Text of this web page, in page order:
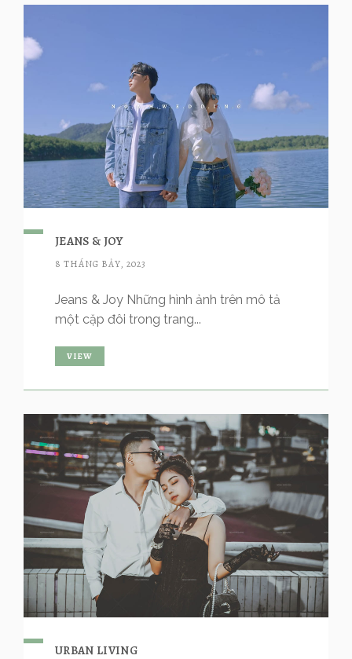
JEANS & JOY
8 THÁNG BẢY, 2023
Jeans & Joy Những hình ảnh trên mô tả
một cặp đôi trong trang...
VIEW
URBAN LIVING